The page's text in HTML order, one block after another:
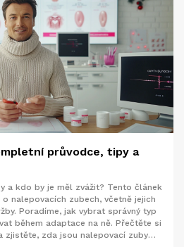
průvodce, tipy a
a kdo by je měl zvážit? Tento článek
nalepovacích zubech, včetně jejich
Poradíme, jak vybrat správný typ
během adaptace na ně. Přečtěte si
zjistěte, zda jsou nalepovací zuby